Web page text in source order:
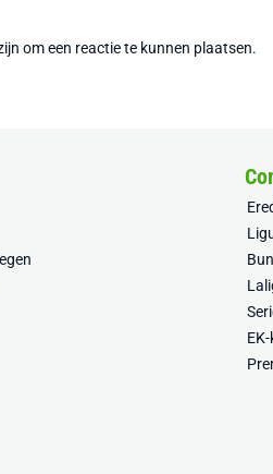
om een reactie te kunnen plaatsen.